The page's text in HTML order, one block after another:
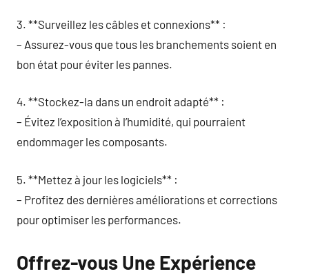
3. **Surveillez les câbles et connexions** :
– Assurez-vous que tous les branchements soient en
bon état pour éviter les pannes.
4. **Stockez-la dans un endroit adapté** :
– Évitez l’exposition à l’humidité, qui pourraient
endommager les composants.
5. **Mettez à jour les logiciels** :
– Profitez des dernières améliorations et corrections
pour optimiser les performances.
Offrez-vous Une Expérience